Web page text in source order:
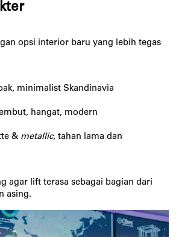
opsi interior baru yang lebih tegas
minimalist Skandinavia
hangat, modern
& metallic, tahan lama dan
agar lift terasa sebagai bagian dari
asing.